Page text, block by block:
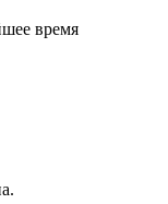
время